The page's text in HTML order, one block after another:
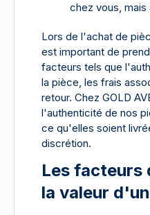
chez vous, mais
Lors de l'achat de
est important de
facteurs tels que
la pièce, les frais
retour. Chez GOLD
l'authenticité de nos
ce qu'elles soient
discrétion.
Les facteurs
la valeur